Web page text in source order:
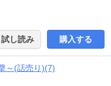
し読み 購入する
～(話売り)(7)